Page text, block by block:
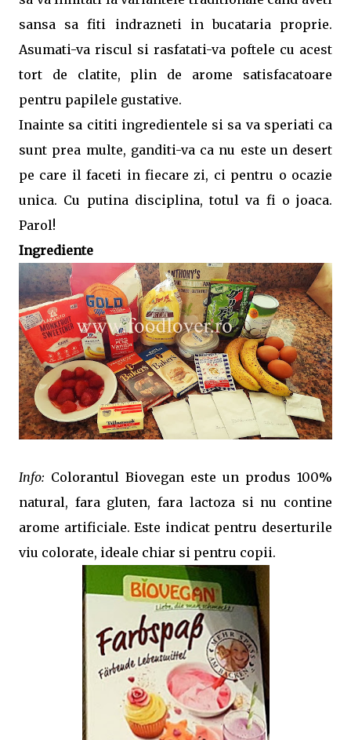
sansa sa fiti indrazneti in bucataria proprie.
Asumati-va riscul si rasfatati-va poftele cu acest
tort de clatite, plin de arome satisfacatoare
pentru papilele gustative.
Inainte sa cititi ingredientele si sa va speriati ca
sunt prea multe, ganditi-va ca nu este un desert
pe care il faceti in fiecare zi, ci pentru o ocazie
unica. Cu putina disciplina, totul va fi o joaca.
Parol!
Ingrediente
Info: Colorantul Biovegan este un produs 100%
natural, fara gluten, fara lactoza si nu contine
arome artificiale. Este indicat pentru deserturile
viu colorate, ideale chiar si pentru copii.